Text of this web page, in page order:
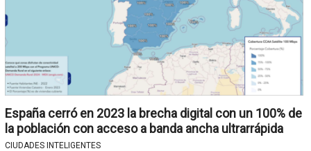
España cerró en 2023 la brecha digital con un 100% de
la población con acceso a banda ancha ultrarrápida
CIUDADES INTELIGENTES